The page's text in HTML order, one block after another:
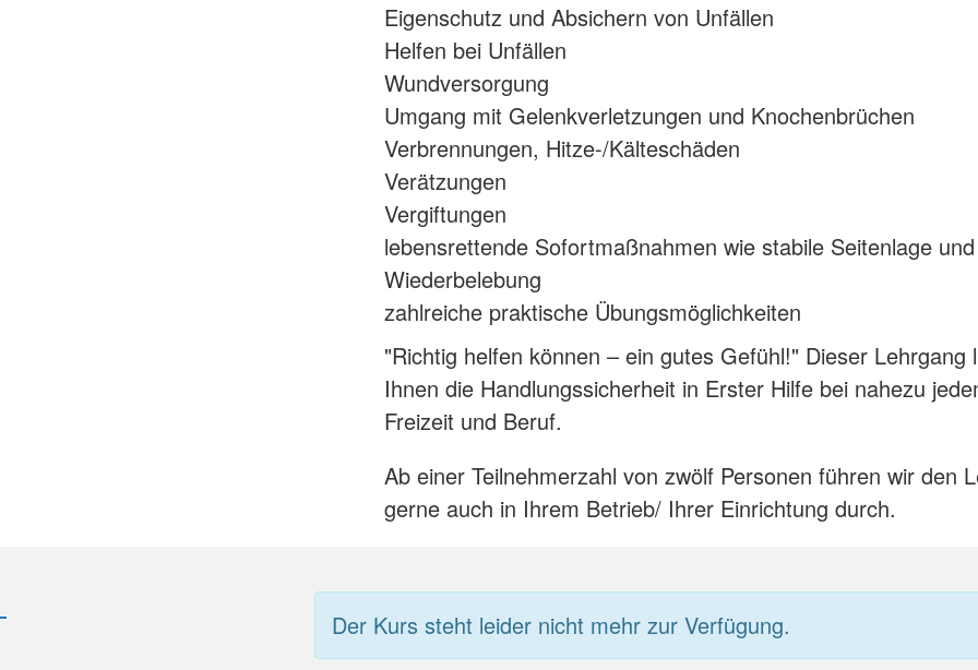
Eigenschutz und Absichern von Unfällen
Helfen bei Unfällen
Wundversorgung
Umgang mit Gelenkverletzungen und Knochenbrüchen
Verbrennungen, Hitze-/Kälteschäden
Verätzungen
Vergiftungen
lebensrettende Sofortmaßnahmen wie stabile Seitenlage und
Wiederbelebung
zahlreiche praktische Übungsmöglichkeiten
"Richtig helfen können – ein gutes Gefühl!" Dieser Lehrgang
Ihnen die Handlungssicherheit in Erster Hilfe bei nahezu
Freizeit und Beruf.
Ab einer Teilnehmerzahl von zwölf Personen führen wir den
gerne auch in Ihrem Betrieb/ Ihrer Einrichtung durch.
Der Kurs steht leider nicht mehr zur Verfügung.